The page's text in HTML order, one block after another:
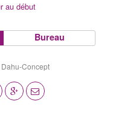
au début
Bureau
Concept